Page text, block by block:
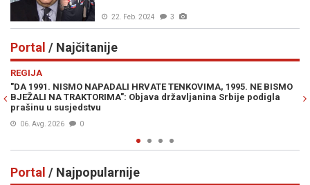
22. Feb. 2024 3
Portal / Najčitanije
REGIJA
"DA 1991. NISMO NAPADALI HRVATE TENKOVIMA, 1995. NE BISMO
BJEŽALI NA TRAKTORIMA": Objava državljanina Srbije podigla
prašinu u susjedstvu
06. Avg. 2026 0
Portal / Najpopularnije